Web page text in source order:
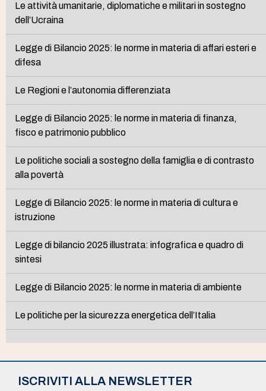
Le attività umanitarie, diplomatiche e militari in sostegno
dell’Ucraina
Legge di Bilancio 2025: le norme in materia di affari esteri e
difesa
Le Regioni e l’autonomia differenziata
Legge di Bilancio 2025: le norme in materia di finanza,
fisco e patrimonio pubblico
Le politiche sociali a sostegno della famiglia e di contrasto
alla povertà
Legge di Bilancio 2025: le norme in materia di cultura e
istruzione
Legge di bilancio 2025 illustrata: infografica e quadro di
sintesi
Legge di Bilancio 2025: le norme in materia di ambiente
Le politiche per la sicurezza energetica dell’Italia
ISCRIVITI ALLA NEWSLETTER